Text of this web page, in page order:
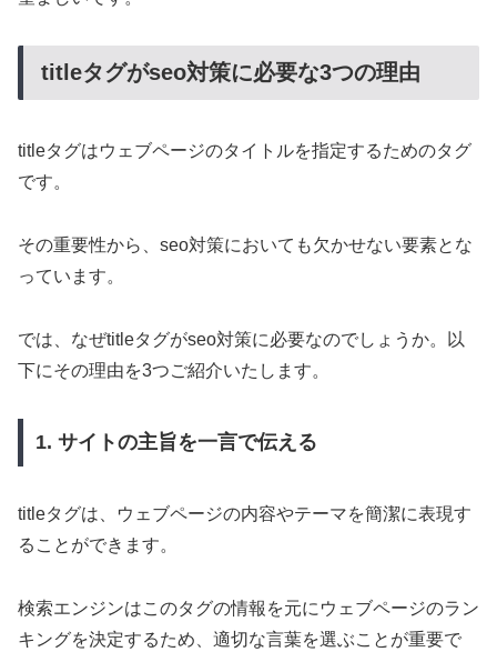
titleタグがseo対策に必要な3つの理由
titleタグはウェブページのタイトルを指定するためのタグ
です。
その重要性から、seo対策においても欠かせない要素とな
っています。
では、なぜtitleタグがseo対策に必要なのでしょうか。以
下にその理由を3つご紹介いたします。
1. サイトの主旨を一言で伝える
titleタグは、ウェブページの内容やテーマを簡潔に表現す
ることができます。
検索エンジンはこのタグの情報を元にウェブページのラン
キングを決定するため、適切な言葉を選ぶことが重要で